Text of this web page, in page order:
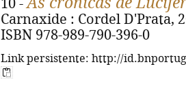
10 -
Carnaxide : Cordel D'Prata,
ISBN 978-989-790-396-0
Link persistente: http://